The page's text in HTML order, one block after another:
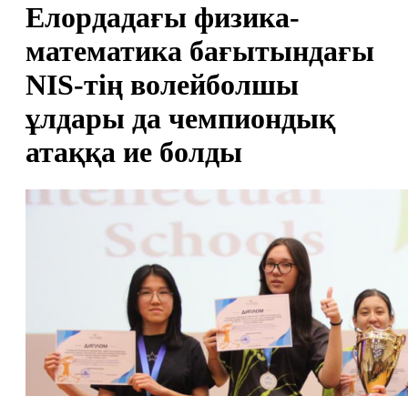
Елордадағы физика-
математика бағытындағы
NIS-тің волейболшы
ұлдары да чемпиондық
атаққа ие болды